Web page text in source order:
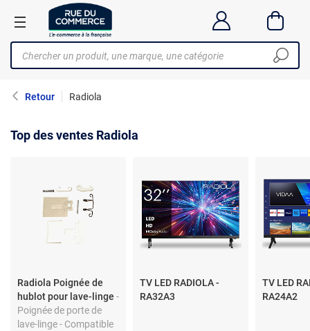
Retour Radiola
Top des ventes Radiola
Radiola Poignée de
hublot pour lave-linge -
Poignée de porte de
lave-linge - Compatible
TV LED RADIOLA -
RA32A3
TV LED
RA24A2